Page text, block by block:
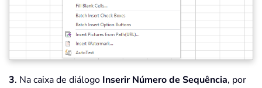
3. Na caixa de diálogo Inserir Número de Sequência, por